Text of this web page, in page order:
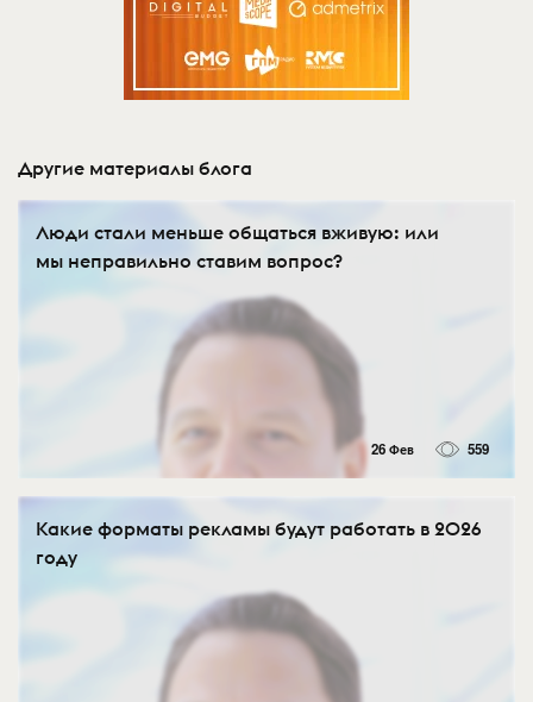
Другие материалы блога
Люди стали меньше общаться вживую: или
мы неправильно ставим вопрос?
26 Фев 559
Какие форматы рекламы будут работать в 2026
году